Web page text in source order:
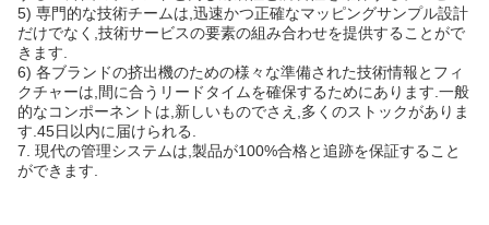
5) 専門的な技術チームは,迅速かつ正確なマッピングサンプル設計
だけでなく,技術サービスの要素の組み合わせを提供することがで
きます.
6) 各ブランドの挤出機のための様々な準備された技術情報とフィ
クチャーは,間に合うリードタイムを確保するためにあります.一般
的なコンポーネントは,新しいものでさえ,多くのストックがありま
す.45日以内に届けられる.
7. 現代の管理システムは,製品が100%合格と追跡を保証すること
ができます.